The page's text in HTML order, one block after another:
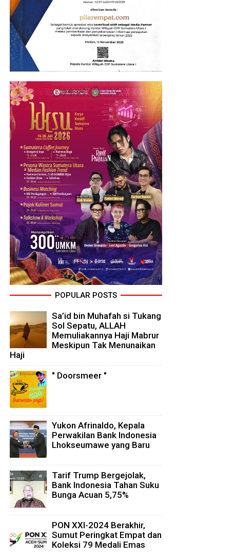
POPULAR POSTS
Sa’id bin Muhafah si Tukang
Sol Sepatu, ALLAH
Memuliakannya Haji Mabrur
Meskipun Tak Menunaikan
Haji
" Doorsmeer "
Yukon Afrinaldo, Kepala
Perwakilan Bank Indonesia
Lhokseumawe yang Baru
Tarif Trump Bergejolak,
Bank Indonesia Tahan Suku
Bunga Acuan 5,75%
PON XXI-2024 Berakhir,
Sumut Peringkat Empat dan
Koleksi 79 Medali Emas